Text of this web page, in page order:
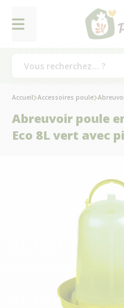
Accueil Accessoires poule
Abreuvoir poule
Eco 8L vert avec